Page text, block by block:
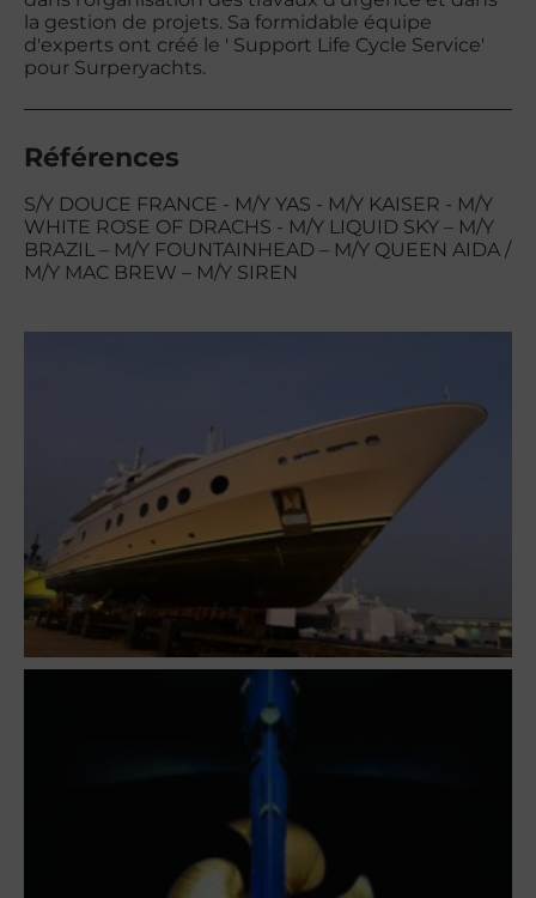
la gestion de projets. Sa formidable équipe
d'experts ont créé le ' Support Life Cycle Service'
pour Surperyachts.
Références
S/Y DOUCE FRANCE - M/Y YAS - M/Y KAISER - M/Y
WHITE ROSE OF DRACHS - M/Y LIQUID SKY – M/Y
BRAZIL – M/Y FOUNTAINHEAD – M/Y QUEEN AIDA /
M/Y MAC BREW – M/Y SIREN